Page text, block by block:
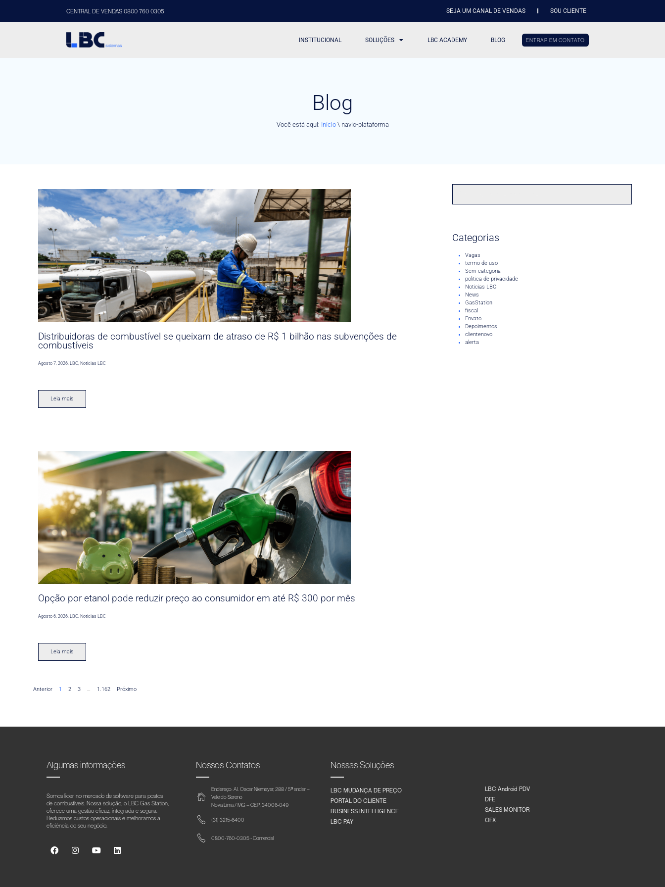
CENTRAL DE VENDAS 0800 760 0305 SEJA UM CANAL DE VENDAS SOU CLIENTE
INSTITUCIONAL SOLUÇÕES LBC ACADEMY BLOG ENTRAR EM CONTATO
Blog
Você está aqui: Início\ navio-plataforma
Distribuidoras de combustível se queixam de atraso de R$ 1 bilhão nas subvenções de
combustíveis
Agosto 7, 2026,LBC,Noticias LBC
Leia mais
Opção por etanol pode reduzir preço ao consumidor em até R$ 300 por mês
Agosto 6, 2026 ,LBC Noticias LBC
Leia mais
Anterior 1 2 3 … 1.162 Próximo
Categorias
Vagas
termo de uso
Sem categoria
politica de privacidade
Noticias LBC
News
GasStation
fiscal
Envato
Depoimentos
clientenovo
alerta
Algumas informações
Somos líder no mercado de software para postos
de combustíveis. Nossa solução, o LBC Gas Station,
oferece uma gestão eficaz, integrada e segura.
Reduzimos custos operacionais e melhoramos a
eficiência do seu negócio.
Nossos Contatos
Endereço: Al. Oscar Niemeyer, 288 / 5º andar –
Vale do Sereno
Nova Lima / MG – CEP: 34006-049
(31) 3215-6400
0800-760-0305 - Comercial
Nossas Soluções
LBC MUDANÇA DE PREÇO
PORTAL DO CLIENTE
BUSINESS INTELLIGENCE
LBC PAY
LBC Android PDV
DFE
SALES MONITOR
OFX